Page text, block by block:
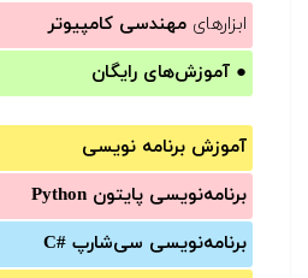
ابزارهای مهندسی کامپیوتر
● آموزش‌های رایگان
آموزش برنامه نویسی
برنامه‌نویسی پایتون Python
برنامه‌‌نویسی سی‌شارپ C#‎